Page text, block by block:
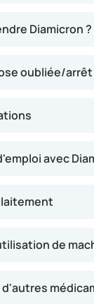
Diamicron ?
oubliée/
avec
de